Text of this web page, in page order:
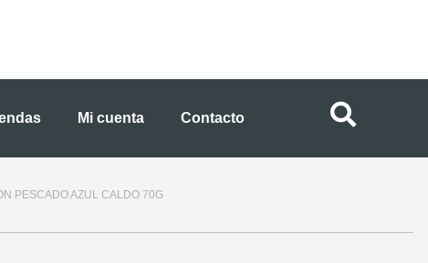
Mi cuenta Contacto
PESCADO AZUL CALDO 70G